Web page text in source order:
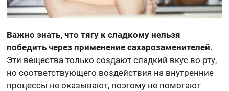
Важно знать, что тягу к сладкому нельзя
победить через применение сахарозаменителей.
Эти вещества только создают сладкий вкус во рту,
но соответствующего воздействия на внутренние
процессы не оказывают, поэтому не помогают